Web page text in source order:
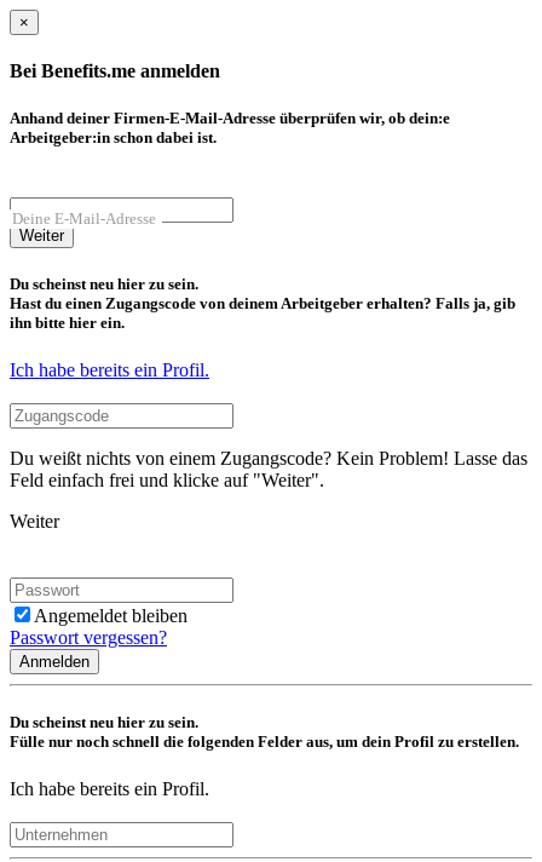
×
Bei Benefits.me anmelden
Anhand deiner Firmen-E-Mail-Adresse überprüfen wir, ob dein:e
Arbeitgeber:in schon dabei ist.
Deine E-Mail-Adresse
Weiter
Du scheinst neu hier zu sein.
Hast du einen Zugangscode von deinem Arbeitgeber erhalten? Falls ja, gib
ihn bitte hier ein.
Ich habe bereits ein Profil.
Du weißt nichts von einem Zugangscode? Kein Problem! Lasse das
Feld einfach frei und klicke auf "Weiter".
Weiter
Angemeldet bleiben
Passwort vergessen?
Anmelden
Du scheinst neu hier zu sein.
Fülle nur noch schnell die folgenden Felder aus, um dein Profil zu erstellen.
Ich habe bereits ein Profil.